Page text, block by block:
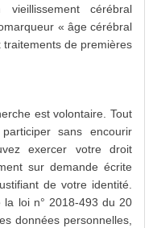
cérébral
« âge cérébral
de premières
est volontaire. Tout
sans encourir
exercer votre droit
sur demande écrite
de votre identité.
la loi n° 2018-493 du 20
données personnelles,